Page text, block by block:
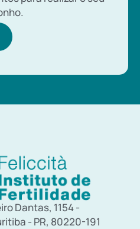
Dantas, 1154 -
- PR, 80220-191